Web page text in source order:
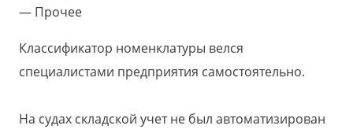
Прочее
Классификатор номенклатуры велся
специалистами предприятия самостоятельно.
На судах складской учет не был автоматизирован